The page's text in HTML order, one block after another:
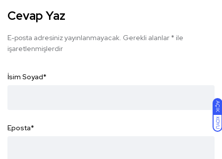
AÇIK
KOYU
Cevap Yaz
E-posta adresiniz yayınlanmayacak. Gerekli alanlar * ile
işaretlenmişlerdir
İsim Soyad*
Eposta*